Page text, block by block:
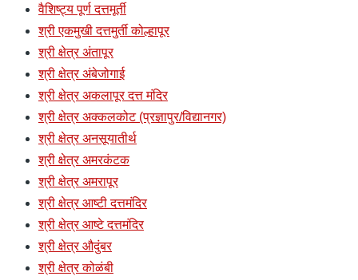
वैशिष्ट्य पूर्ण दत्तमूर्ती
श्री एकमुखी दत्तमुर्ती कोल्हापूर
श्री क्षेत्र अंतापूर
श्री क्षेत्र अंबेजोगाई
श्री क्षेत्र अकलापूर दत्त मंदिर
श्री क्षेत्र अक्कलकोट (प्रज्ञापुर/विद्यानगर)
श्री क्षेत्र अनसूयातीर्थ
श्री क्षेत्र अमरकंटक
श्री क्षेत्र अमरापूर
श्री क्षेत्र आष्टी दत्तमंदिर
श्री क्षेत्र आष्टे दत्तमंदिर
श्री क्षेत्र औदुंबर
श्री क्षेत्र कोळंबी